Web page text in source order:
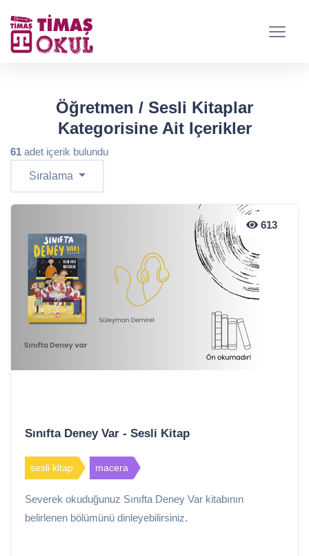
Öğretmen / Sesli Kitaplar
Kategorisine Ait Içerikler
61 adet içerik bulundu
Sıralama
613
Sınıfta Deney Var - Sesli Kitap
sesli kitap macera
Severek okuduğunuz Sınıfta Deney Var kitabının
belirlenen bölümünü dinleyebilirsiniz.